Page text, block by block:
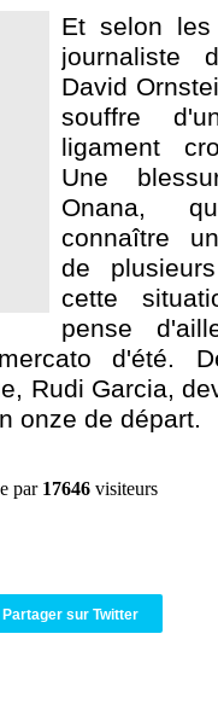
Et selon les
journaliste
David
souffre
ligament
Une
Onana,
connaître
de
cette
pense
d'été.
Rudi Garcia,
onze de départ.
par 17646 visiteurs
Partager sur Twitter